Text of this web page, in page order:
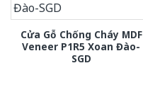
Cửa Gỗ Chống Cháy MDF
Veneer P1R5 Xoan Đào-
SGD